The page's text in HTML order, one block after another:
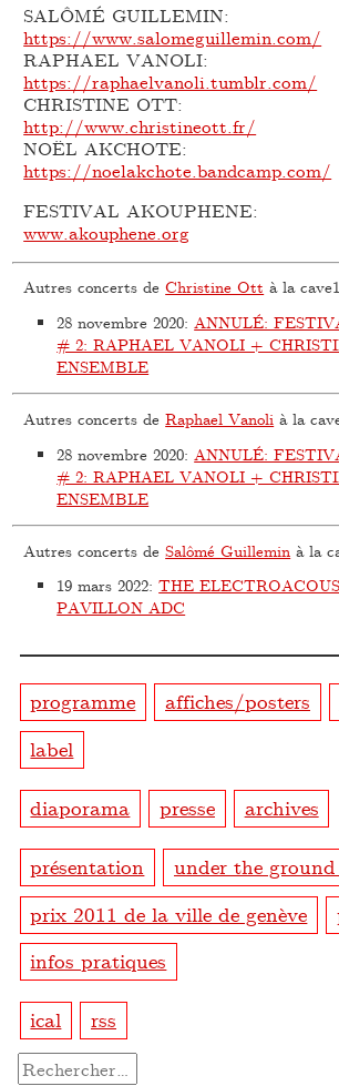
SALÔMÉ GUILLEMIN:
https://www.salomeguillemin.com/
RAPHAEL VANOLI:
https://raphaelvanoli.tumblr.com/
CHRISTINE OTT:
http://www.christineott.fr/
NOËL AKCHOTE:
https://noelakchote.bandcamp.com/
FESTIVAL AKOUPHENE:
www.akouphene.org
Autres concerts deChristine Ott à la
28 novembre 2020: ANNULÉ:
# 2: RAPHAEL VANOLI +
ENSEMBLE
Autres concerts deRaphael Vanoli à la
28 novembre 2020: ANNULÉ:
# 2: RAPHAEL VANOLI +
ENSEMBLE
Autres concerts deSalômé Guillemin à la
19 mars 2022:THE
PAVILLON ADC
programme affiches/posters
label
diaporama presse archives
présentation
under the
prix 2011 de la ville de genève
infos pratiques
ical rss
Rechercher :